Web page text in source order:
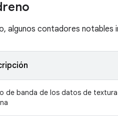
algunos contadores notables
de banda de los datos de textura